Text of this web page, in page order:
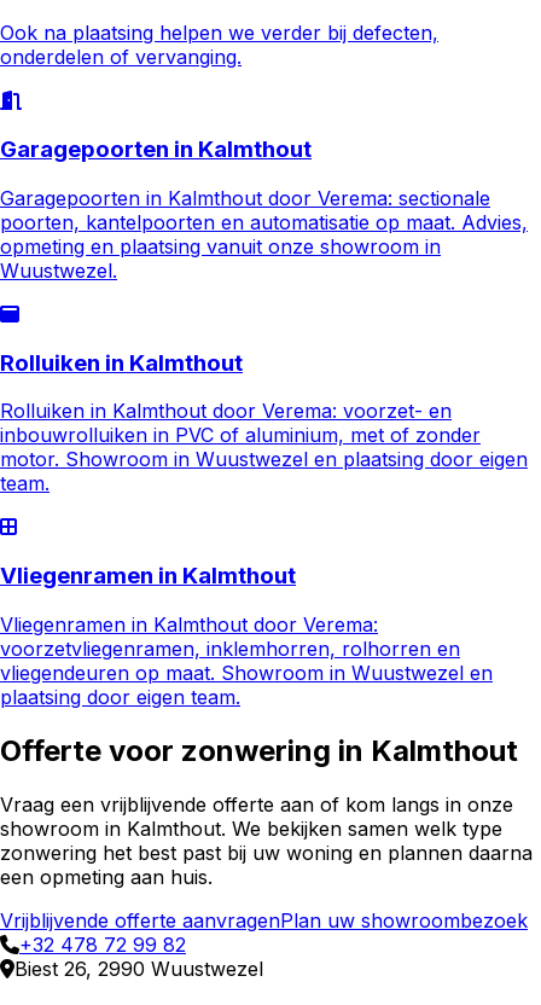
Ook na plaatsing helpen we verder bij defecten,
onderdelen of vervanging.
Garagepoorten in Kalmthout
Garagepoorten in Kalmthout door Verema: sectionale
poorten, kantelpoorten en automatisatie op maat. Advies,
opmeting en plaatsing vanuit onze showroom in
Wuustwezel.
Rolluiken in Kalmthout
Rolluiken in Kalmthout door Verema: voorzet- en
inbouwrolluiken in PVC of aluminium, met of zonder
motor. Showroom in Wuustwezel en plaatsing door eigen
team.
Vliegenramen in Kalmthout
Vliegenramen in Kalmthout door Verema:
voorzetvliegenramen, inklemhorren, rolhorren en
vliegendeuren op maat. Showroom in Wuustwezel en
plaatsing door eigen team.
Offerte voor zonwering in Kalmthout
Vraag een vrijblijvende offerte aan of kom langs in onze
showroom in Kalmthout. We bekijken samen welk type
zonwering het best past bij uw woning en plannen daarna
een opmeting aan huis.
Vrijblijvende offerte aanvragenPlan uw showroombezoek
+32 478 72 99 82
Biest 26, 2990 Wuustwezel